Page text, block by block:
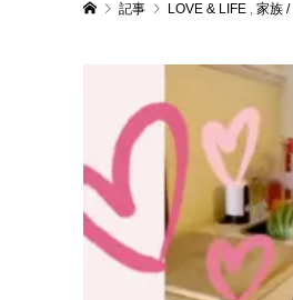
記事 LOVE & LIFE , 家族 /